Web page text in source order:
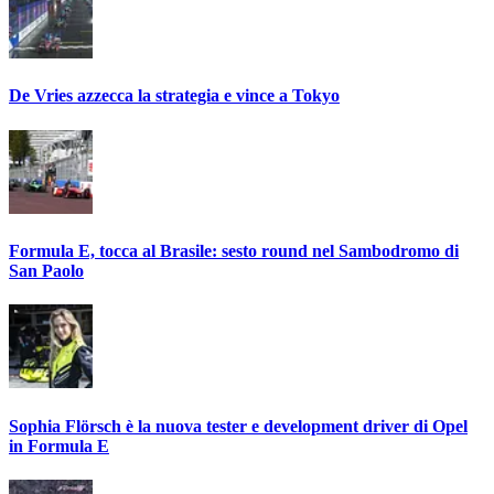
De Vries azzecca la strategia e vince a Tokyo
Formula E, tocca al Brasile: sesto round nel Sambodromo di
San Paolo
Sophia Flörsch è la nuova tester e development driver di Opel
in Formula E